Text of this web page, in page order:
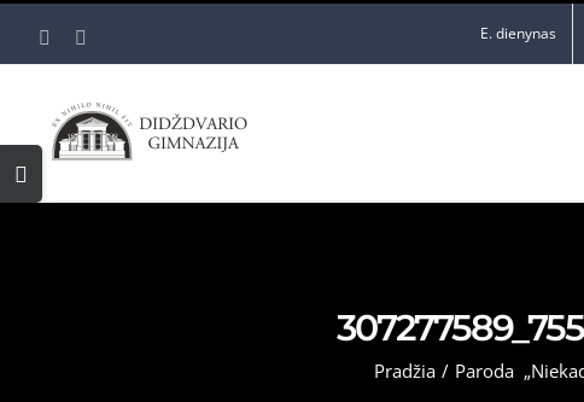
Facebook E. dienynas
Pradžia / Paroda
Toggle
Sliding